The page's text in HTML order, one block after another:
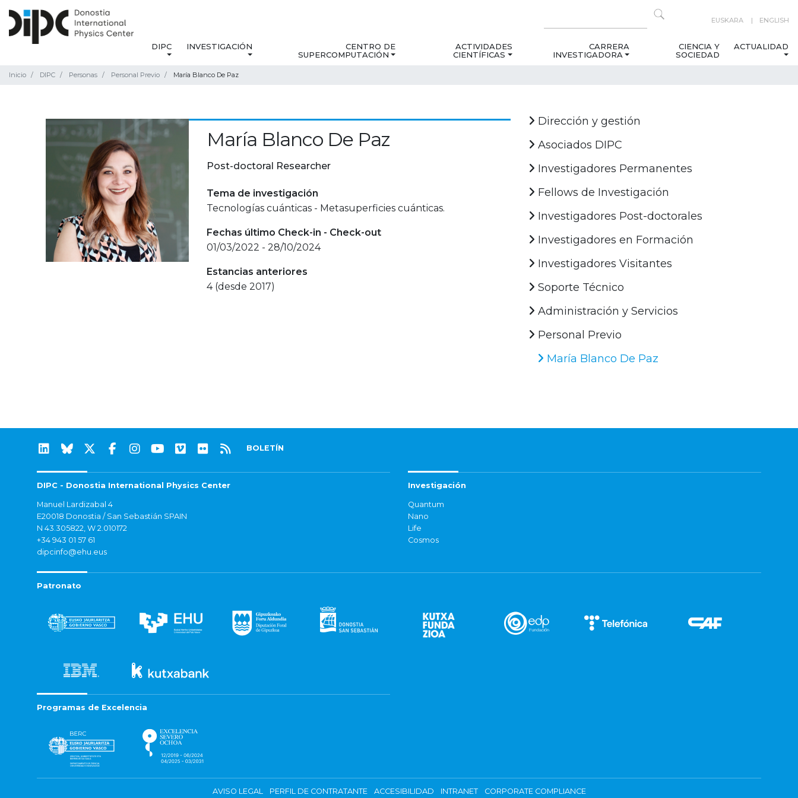
EUSKARA ENGLISH
DIPC INVESTIGACIÓN
CENTRO DE
SUPERCOMPUTACIÓN
ACTIVIDADES
CIENTÍFICAS
CARRERA
INVESTIGADORA
CIENCIA Y
SOCIEDAD
ACTUALIDAD
Inicio DIPC Personas Personal Previo María Blanco De Paz
María Blanco De Paz
Post-doctoral Researcher
Tema de investigación
Tecnologías cuánticas - Metasuperficies cuánticas.
Fechas último Check-in - Check-out
01/03/2022 - 28/10/2024
Estancias anteriores
4 (desde 2017)
Dirección y gestión
Asociados DIPC
Investigadores Permanentes
Fellows de Investigación
Investigadores Post-doctorales
Investigadores en Formación
Investigadores Visitantes
Soporte Técnico
Administración y Servicios
Personal Previo
María Blanco De Paz
BOLETÍN
DIPC - Donostia International Physics Center
Manuel Lardizabal 4
E20018 Donostia / San Sebastián SPAIN
N 43.305822, W 2.010172
+34 943 01 57 61
dipcinfo@ehu.eus
Investigación
Quantum
Nano
Life
Cosmos
Patronato
Programas de Excelencia
AVISO LEGAL PERFIL DE CONTRATANTE ACCESIBILIDAD INTRANET CORPORATE COMPLIANCE